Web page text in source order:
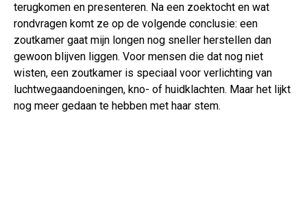
terugkomen en presenteren. Na een zoektocht en wat
rondvragen komt ze op de volgende conclusie: een
zoutkamer gaat mijn longen nog sneller herstellen dan
gewoon blijven liggen. Voor mensen die dat nog niet
wisten, een zoutkamer is speciaal voor verlichting van
luchtwegaandoeningen, kno- of huidklachten. Maar het lijkt
nog meer gedaan te hebben met haar stem.